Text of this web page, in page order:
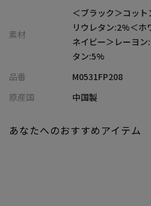
新色のホワイト、ベージュ、カーキ
ツイルストレッチ生地を使用してお
【画像に関するご注意】
※画像はサンプルです。仕様が変更
境、設定により実際のカラーと画像
素材
＜ブラック＞コッ
リウレタン:2%＜ホ
ネイビー＞レーヨ
タン:5%
品番
M0531FP208
原産国
中国製
あなたへのおすすめアイテム